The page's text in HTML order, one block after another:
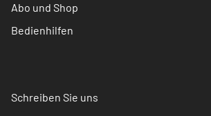
Abo und Shop
Bedienhilfen
Schreiben Sie uns